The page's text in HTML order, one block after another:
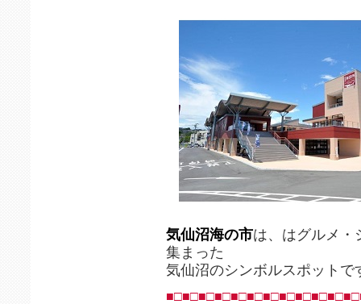
気仙沼海の市は、はグルメ・
集まった
気仙沼のシンボルスポットで